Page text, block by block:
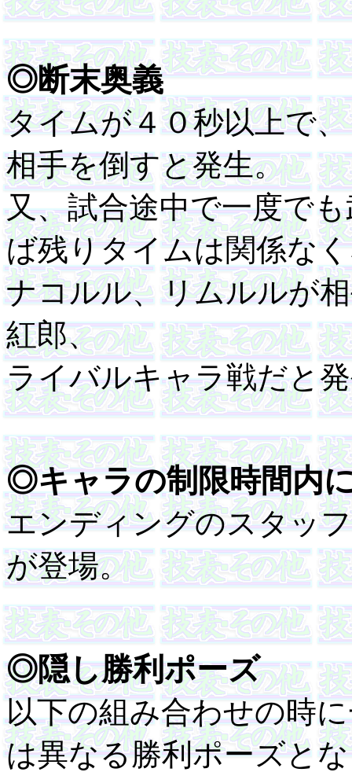
◎断末奥義
タイムが４０秒以上で
相手を倒すと発生。
又、試合途中で一度で
ば残りタイムは関係な
ナコルル、リムルルが
紅郎、
ライバルキャラ戦だと
◎キャラの制限時間内
エンディングのスタッ
が登場。
◎隠し勝利ポーズ
以下の組み合わせの時
は異なる勝利ポーズと